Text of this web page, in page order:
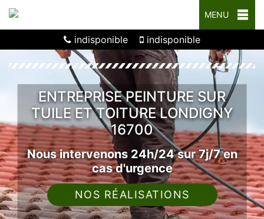
MENU
indisponible indisponible
ENTREPRISE PEINTURE SUR
TUILE ET TOITURE LONDIGNY
16700
Nous intervenons 24h/24 sur 7j/7 en
cas d'urgence
NOS RÉALISATIONS